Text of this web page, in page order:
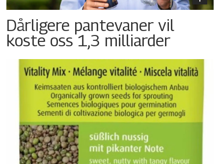
Dårligere pantevaner vil
koste oss 1,3 milliarder